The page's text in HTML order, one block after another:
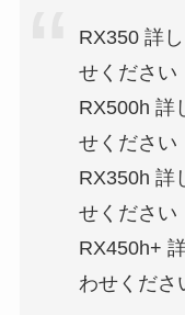
RX350 詳
せください
RX500h 詳
せください
RX350h 詳
せください
RX450h+
わせくださ